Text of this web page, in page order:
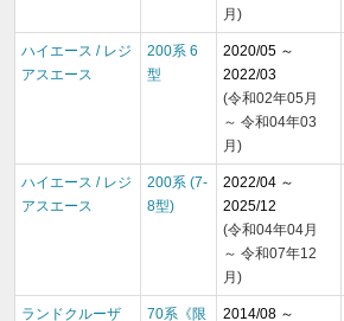
月)
ハイエース / レジ
アスエース
200系 6
型
2020/05 ～
2022/03
(令和02年05月
～ 令和04年03
月)
ハイエース / レジ
アスエース
200系 (7-
8型)
2022/04 ～
2025/12
(令和04年04月
～ 令和07年12
月)
ランドクルーザ
70系《限
2014/08 ～